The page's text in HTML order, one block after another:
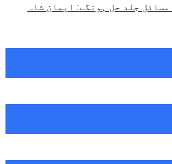
جلد حل ہونگے: ایمان شاہ